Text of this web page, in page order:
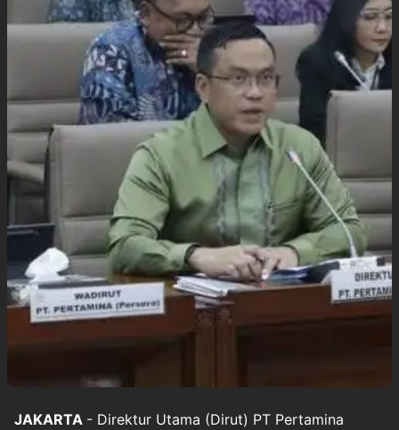
JAKARTA - Direktur Utama (Dirut) PT Pertamina